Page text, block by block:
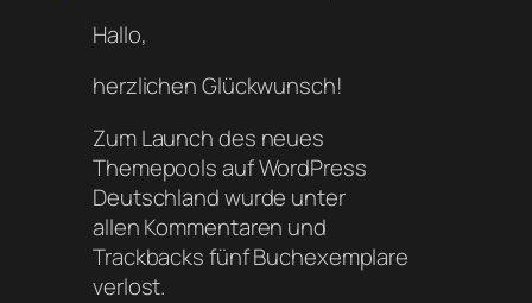
Hallo,
herzlichen Glückwunsch!
Zum Launch des neues
Themepools auf WordPress
Deutschland wurde unter
allen Kommentaren und
Trackbacks fünf Buchexemplare
verlost.